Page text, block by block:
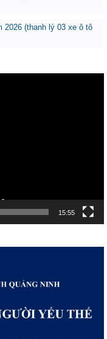
2026 (thanh lý 03 xe ô tô
15:55